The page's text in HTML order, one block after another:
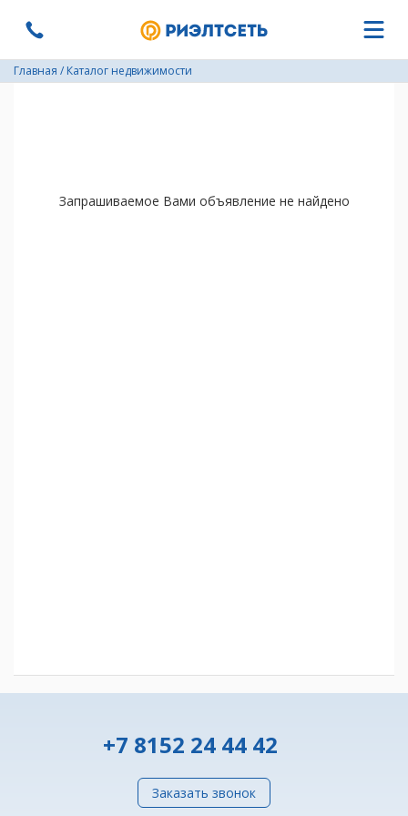
Главная / Каталог недвижимости
Запрашиваемое Вами объявление не найдено
+7 8152 24 44 42
Заказать звонок